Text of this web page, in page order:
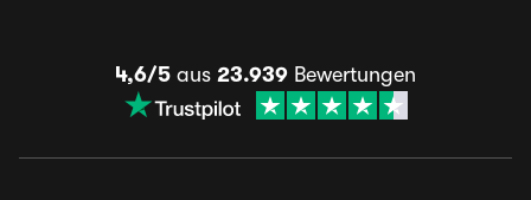
4,6/5 aus 23.939 Bewertungen